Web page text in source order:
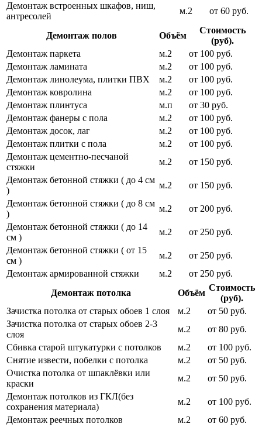
Демонтаж встроенных шкафов, ниш,
антресолей
м.2 от 60 руб.
Демонтаж полов Объём
Стоимость
(руб).
Демонтаж паркета
м.2
от 100 руб.
Демонтаж ламината
м.2
от 100 руб.
Демонтаж линолеума, плитки ПВХ
м.2
от 100 руб.
Демонтаж ковролина
м.2
от 100 руб.
Демонтаж плинтуса
м.п
от 30 руб.
Демонтаж фанеры с пола
м.2
от 100 руб.
Демонтаж досок, лаг
м.2
от 100 руб.
Демонтаж плитки с пола
м.2
от 100 руб.
Демонтаж цементно-песчаной
стяжки
м.2
от 150 руб.
Демонтаж бетонной стяжки ( до 4 см
)
м.2
от 150 руб.
Демонтаж бетонной стяжки ( до 8 см
)
м.2
от 200 руб.
Демонтаж бетонной стяжки ( до 14
см )
м.2
от 250 руб.
Демонтаж бетонной стяжки ( от 15
см )
м.2
от 250 руб.
Демонтаж армированной стяжки
м.2
от 250 руб.
Демонтаж потолка
Объём
Стоимость
(руб).
Зачистка потолка от старых обоев 1 слоя
м.2
от 50 руб.
Зачистка потолка от старых обоев 2-3
слоя
м.2
от 80 руб.
Сбивка старой штукатурки с потолков
м.2
от 100 руб.
Снятие извести, побелки с потолка
м.2
от 50 руб.
Очистка потолка от шпаклёвки или
краски
м.2
от 50 руб.
Демонтаж потолков из ГКЛ(без
сохранения материала)
м.2
от 100 руб.
Демонтаж реечных потолков
м.2
от 60 руб.